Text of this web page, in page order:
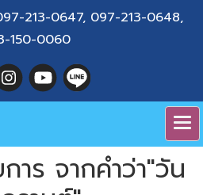
213-0647, 097-213-0648,
150-0060
ร จากคำว่า"วัน